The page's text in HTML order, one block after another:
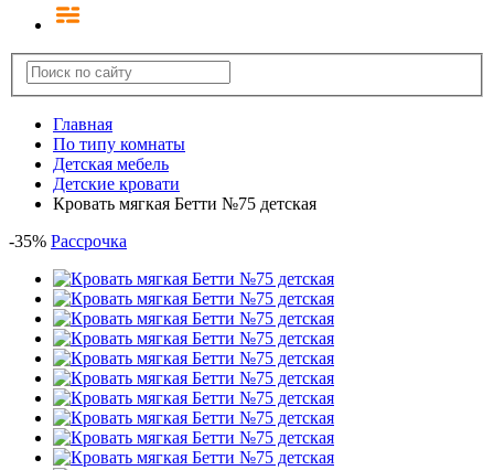
Главная
По типу комнаты
Детская мебель
Детские кровати
Кровать мягкая Бетти №75 детская
-35% Рассрочка